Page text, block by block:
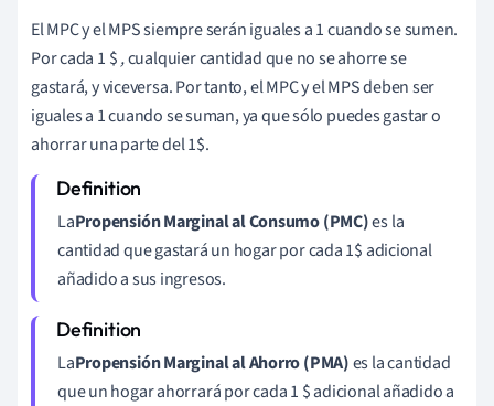
El MPC y el MPS siempre serán iguales a 1 cuando se sumen.
Por cada 1 $,cualquier cantidad que no se ahorre se
gastará, y viceversa. Por tanto, el MPC y el MPS deben ser
iguales a 1 cuando se suman, ya que sólo puedes gastar o
ahorrar una parte del 1$.
LaPropensión Marginal al Consumo (PMC)esla
cantidad que gastará un hogar por cada 1$ adicional
añadido a sus ingresos.
LaPropensión Marginal al Ahorro (PMA)es la cantidad
que un hogar ahorrará por cada 1 $ adicional añadido a